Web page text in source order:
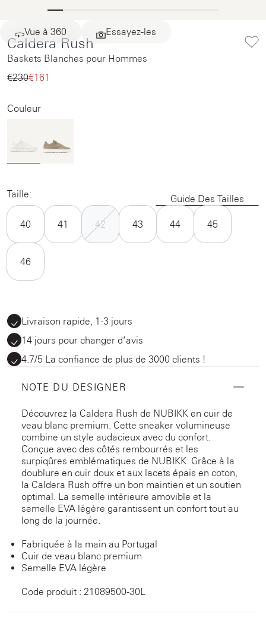
Vue à 360 Essayez-les
Caldera Rush
Baskets Blanches pour Hommes
€230‌€161‌
Couleur
Taille: Guide Des Tailles
40 41 42 43 44 45
46
Livraison rapide, 1-3 jours
14 jours pour changer d’avis
4.7/5 La confiance de plus de 3000 clients !
NOTE DU DESIGNER
Découvrez la Caldera Rush de NUBIKK en cuir de
veau blanc premium. Cette sneaker volumineuse
combine un style audacieux avec du confort.
Conçue avec des côtés rembourrés et les
surpiqûres emblématiques de NUBIKK. Grâce à la
doublure en cuir doux et aux lacets épais en coton,
la Caldera Rush offre un bon maintien et un soutien
optimal. La semelle intérieure amovible et la
semelle EVA légère garantissent un confort tout au
long de la journée.
Fabriquée à la main au Portugal
Cuir de veau blanc premium
Semelle EVA légère
Code produit : 21089500-30L